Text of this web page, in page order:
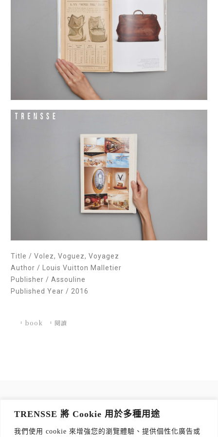
TRENSSE 將 Cookie 用於多種用途
我們使用 cookie 來增強您的瀏覽體驗、提供個性化廣告或
Title / Volez, Voguez, Voyagez
Author / Louis Vuitton Malletier
Publisher / Assouline
Published Year / 2016
book 閱讀
讀出你的品味，每週獲取質感生活 Tips！
訂閱傳思電子報*